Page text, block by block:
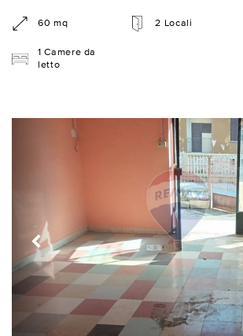
60 mq 2 Locali
1 Camere da
letto